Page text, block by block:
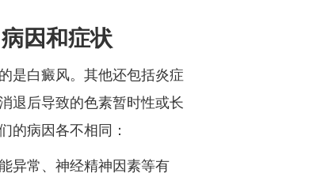
因和症状
是白癜风。其他还包括炎症
退后导致的色素暂时性或长
的病因各不相同：
异常、神经精神因素等有